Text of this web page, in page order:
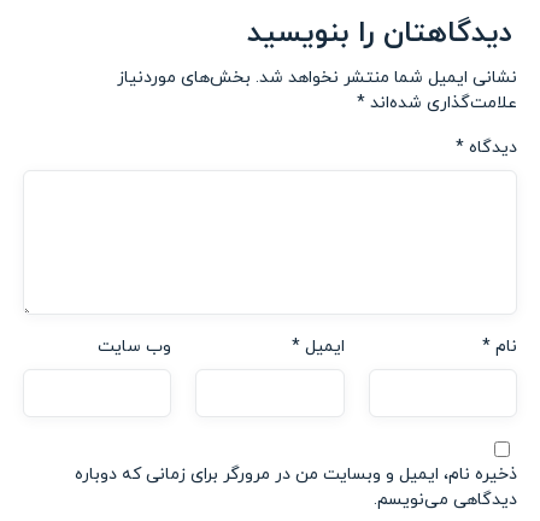
دیدگاهتان را بنویسید
نشانی ایمیل شما منتشر نخواهد شد. بخش‌های موردنیاز
علامت‌گذاری شده‌اند *
دیدگاه *
نام * ایمیل* وب‌ سایت
ذخیره نام، ایمیل و وبسایت من در مرورگر برای زمانی که دوباره
دیدگاهی می‌نویسم.